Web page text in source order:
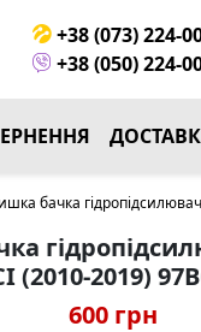
+38 (073) 224-
+38 (050) 224-
бачка
(2010-2019)
600 грн